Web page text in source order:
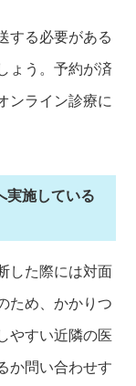
する必要がある
ょう。予約が済
ンライン診療に
実施している
した際には対面
ため、かかりつ
やすい近隣の医
か問い合わせす